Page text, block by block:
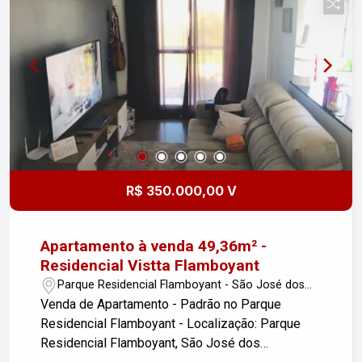
R$ 350.000,00 V
Apartamento à venda 49,36m² -
Residencial Vistta Flamboyant
Parque Residencial Flamboyant - São José dos
Campos/SP
Venda de Apartamento - Padrão no Parque
Residencial Flamboyant - Localização: Parque
Residencial Flamboyant, São José dos